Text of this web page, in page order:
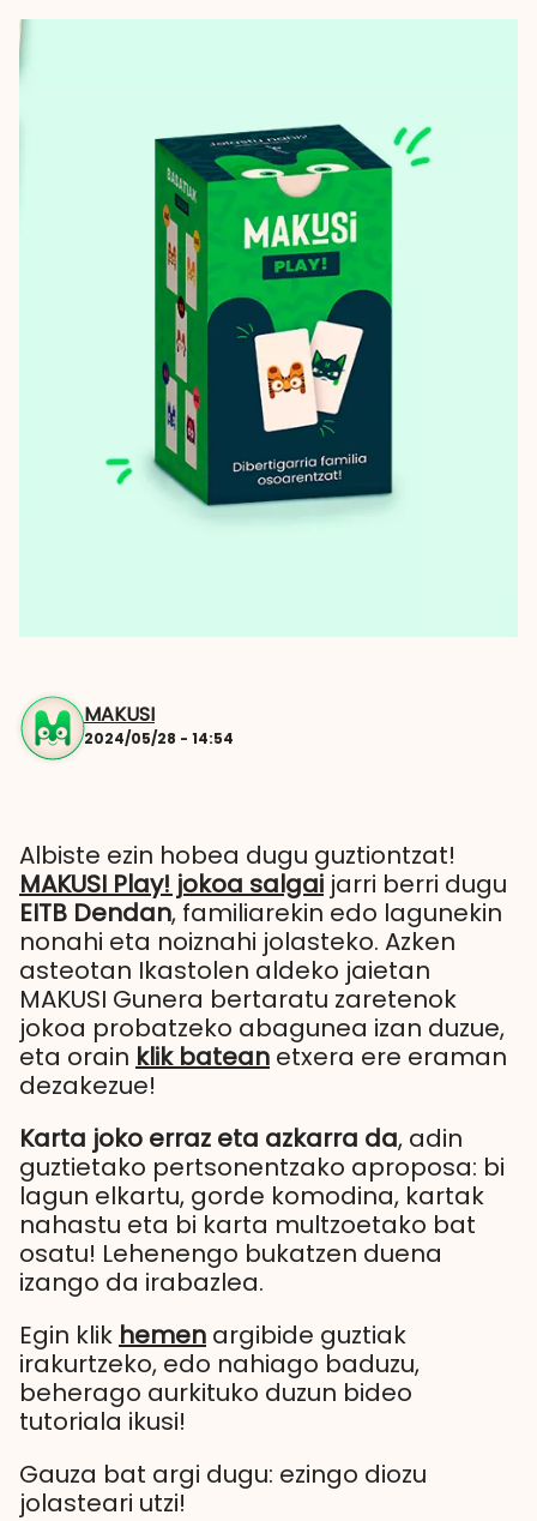
MAKUSI
2024/05/28 - 14:54
Albiste ezin hobea dugu guztiontzat!
MAKUSI Play! jokoa salgai jarri berri dugu
EITB Dendan, familiarekin edo lagunekin
nonahi eta noiznahi jolasteko. Azken
asteotan Ikastolen aldeko jaietan
MAKUSI Gunera bertaratu zaretenok
jokoa probatzeko abagunea izan duzue,
eta orain klik batean etxera ere eraman
dezakezue!
Karta joko erraz eta azkarra da, adin
guztietako pertsonentzako aproposa: bi
lagun elkartu, gorde komodina, kartak
nahastu eta bi karta multzoetako bat
osatu! Lehenengo bukatzen duena
izango da irabazlea.
Egin klik hemen argibide guztiak
irakurtzeko, edo nahiago baduzu,
beherago aurkituko duzun bideo
tutoriala ikusi!
Gauza bat argi dugu: ezingo diozu
jolasteari utzi!